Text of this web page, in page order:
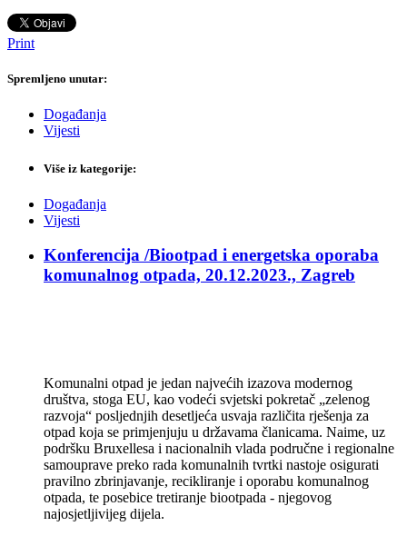
Print
Spremljeno unutar:
Događanja
Vijesti
Više iz kategorije:
Događanja
Vijesti
Konferencija /Biootpad i energetska oporaba
komunalnog otpada, 20.12.2023., Zagreb
Komunalni otpad je jedan najvećih izazova modernog
društva, stoga EU, kao vodeći svjetski pokretač „zelenog
razvoja“ posljednjih desetljeća usvaja različita rješenja za
otpad koja se primjenjuju u državama članicama. Naime, uz
podršku Bruxellesa i nacionalnih vlada područne i regionalne
samouprave preko rada komunalnih tvrtki nastoje osigurati
pravilno zbrinjavanje, recikliranje i oporabu komunalnog
otpada, te posebice tretiranje biootpada - njegovog
najosjetljivijeg dijela.